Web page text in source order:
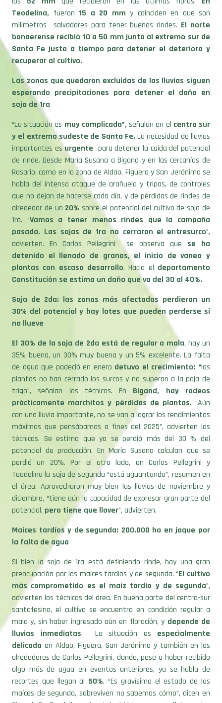
Teodelina, fueron 15 a 20 mm y coinciden en que son
milímetros
salvadores para tener buenos rindes. El norte
bonaerense recibió 10 a 50 mm junto al extremo sur de
Santa Fe justo a tiempo para detener el deterioro y
recuperar al cultivo.
Las zonas que quedaron excluidas de las lluvias siguen
esperando precipitaciones para detener el daño en
soja de 1ra
“La situación es muy complicada”,señalan en el centro sur
y el extremo sudeste de Santa Fe.La necesidad de lluvias
importantes esurgente para detener la caída del potencial
de rinde. Desde María Susana a Bigand y en las cercanías de
Rosario, como en la zona de Aldao, Figuera y San Jerónimo se
habla del intenso ataque de arañuela y tripas, de controles
que no dejan de hacerse cada día, y de pérdidas de rindes de
alrededor de un 20% sobre el potencial del cultivo de soja de
1ra. “Vamos a tener menos rindes que la campaña
pasada. Las sojas de 1ra no cerraron el entresurco”,
advierten. En Carlos Pellegrini se observa que se ha
detenido el llenado de granos, el inicio de vaneo y
plantas con escaso desarrollo. Hacia el departamento
Constitución se estima un daño que va del 30 al 40%.
Soja de 2da: las zonas más afectadas perdieron un
30% del potencial y hay lotes que pueden perderse si
no llueve
El 30% de la soja de 2da está de regular a mala, hay un
35% buena, un 30% muy buena y un 5% excelente. La falta
de agua que padeció en enero detuvo el crecimiento: “las
plantas no han cerrado los surcos y no superan a la paja de
trigo”, señalan los técnicos. En Bigand, hay rodeos
prácticamente marchitos y pérdidas de plantas. “Aún
con una lluvia importante, no se van a lograr los rendimientos
máximos que pensábamos a fines del 2025”, advierten los
técnicos. Se estima que ya se perdió más del 30 % del
potencial de producción. En María Susana calculan que se
perdió un 20%. Por el otro lado, en Carlos Pellegrini y
Teodelina la soja de segunda “está aguantando”, resumen en
el área. Aprovecharon muy bien las lluvias de noviembre y
diciembre, “tiene aún la capacidad de expresar gran parte del
potencial, pero tiene que llover”, advierten.
Maíces tardíos y de segunda: 200.000 ha en jaque por
la falta de agua
Si bien la soja de 1ra está definiendo rinde, hay una gran
preocupación por los maíces tardíos y de segunda.“El cultivo
más comprometido es el maíz tardío y de segunda”,
advierten los técnicos del área. En buena parte del centro-sur
santafesino, el cultivo se encuentra en condición regular a
mala y, sin haber ingresado aún en floración, y depende de
lluvias inmediatas. La situación es especialmente
delicada en Aldao, Figuera, San Jerónimo y también en los
alrededores de Carlos Pellegrini, donde, pese a haber recibido
algo más de agua en eventos anteriores, ya se habla de
recortes que llegan al 50%. “Es gravísimo el estado de los
maíces de segunda, sobreviven no sabemos cómo”, dicen en